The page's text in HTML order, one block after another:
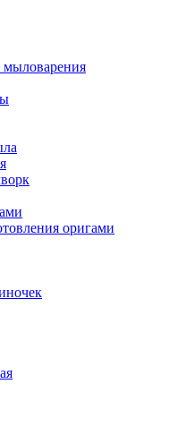
мыловарения
оригами